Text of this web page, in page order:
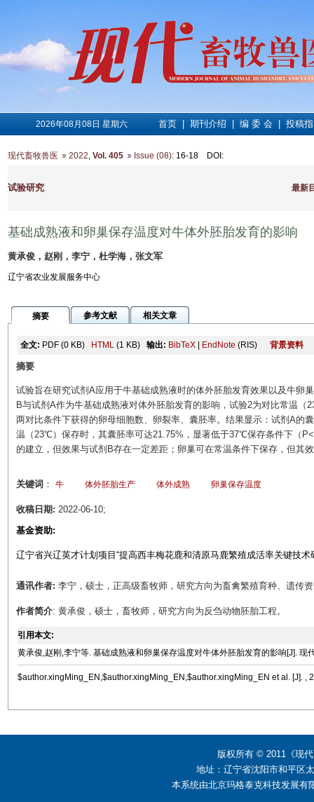
2026年08月08日 星期六 首页 期刊介绍 编 委 会 投稿
现代畜牧兽医 2022, Vol. 405 Issue (08): 16-18 DOI :
试验研究 最新
基础成熟液和卵巢保存温度对牛体外胚胎发育的影响
黄承俊，赵刚，李宁，杜学海，张文军
辽宁省农业发展服务中心
摘要 参考文献 相关文章
全文: PDF(0 KB) HTML(1 KB) 输出: BibTeX| EndNote (RIS) 背景资料
摘要
试验旨在研究试剂A应用于牛基础成熟液时的体外胚胎发育效果以及牛卵
B与试剂A作为牛基础成熟液对体外胚胎发育的影响，试验2为对比常温
两对比条件下获得的卵母细胞数、卵裂率、囊胚率。结果显示：试剂A的
温（23℃）保存时，其囊胚率可达21.75%，显著低于37℃保存条件下（
的建立，但效果与试剂B存在一定差距；卵巢可在常温条件下保存，但其
关键词 ： 牛 体外胚胎生产 体外成熟 卵巢保存温度
收稿日期: 2022-06-10;
基金资助:
辽宁省兴辽英才计划项目“提高西丰梅花鹿和清原马鹿繁殖成活率关键技术
通讯作者: 李宁，硕士，正高级畜牧师，研究方向为畜禽繁殖育种、遗传
作者简介: 黄承俊，硕士，畜牧师，研究方向为反刍动物胚胎工程。
引用本文:
黄承俊,赵刚,李宁等. 基础成熟液和卵巢保存温度对牛体外胚胎发育的影响[J]. 现
$author.xingMing_EN,$author.xingMing_EN,$author.xingMing_EN et al. [J]. ,
版权所有 © 2011《现
地址：辽宁省沈阳市和平区
本系统由北京玛格泰克科技发展有